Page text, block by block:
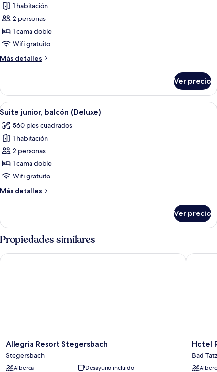
fotos
de
Suite
junior,
(Superior)
1 habitación
2 personas
1 cama doble
Wifi gratuito
Más detalles
Más
junior,
balcón
(Superior)
Ver precio
Abrir
todas
las
fotos
de
Suite
junior,
(Deluxe)
Habitación de hotel moderna con
4
Suite junior, balcón (Deluxe)
560 pies cuadrados
1 habitación
2 personas
1 cama doble
Wifi gratuito
Más detalles
Más
junior,
(Deluxe)
Ver precio
Propiedades similares
Allegria
Resort
Stegersbach
Stegersbach
Allegria Resort Stegersbach
Stegersbach
Alberca
Desayuno incluido
Allegria Resort Stegersbach
Hotel
Reiters
Bad
Hotel
Bad
Hotel